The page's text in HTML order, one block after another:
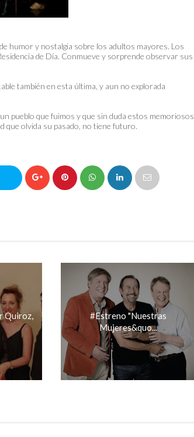
humor y nostalgia sobre los adultos mayores. Los
de Día. Conmueve y sorprende observar sus
también en esta última, y aun no explorada
pueblo que fuimos y que sin duda estos memoriosos
que olvida su pasado, no tiene futuro.
Quiroz,
#Estreno "Nuestras
Mujeres&quo...